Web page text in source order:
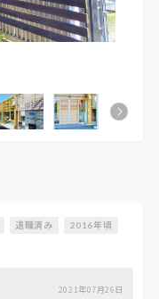
退職済み 2016年頃
2021年07月26日